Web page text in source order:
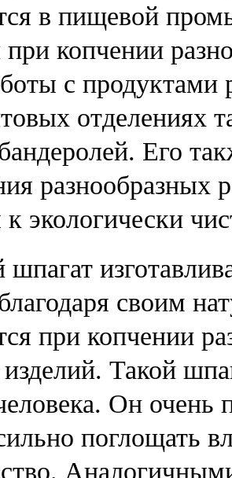
в пищевой
копчении
с
отделениях
Его
к экологически
своим
при копчении
Такой
Он очень
поглощать